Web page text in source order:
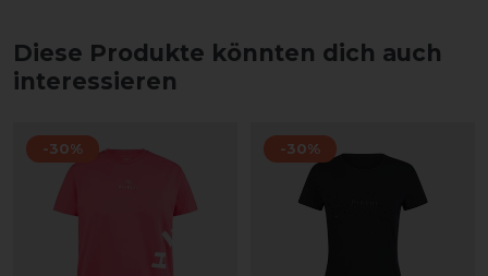
Diese Produkte könnten dich auch
interessieren
-30% -30%